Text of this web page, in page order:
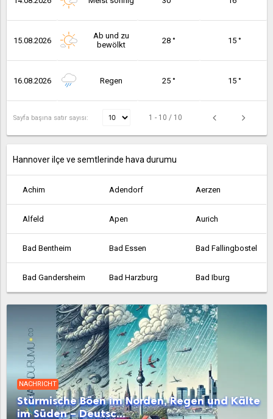
15.08.2026
Ab und zu
bewölkt
28 ° 15 °
16.08.2026 Regen 25 ° 15 °
Sayfa başına satır sayısı: 1 - 10 / 10
Hannover ilçe ve semtlerinde hava durumu
Achim Adendorf Aerzen
Alfeld Apen Aurich
Bad Bentheim Bad Essen Bad Fallingbostel
Bad Gandersheim Bad Harzburg Bad Iburg
Bad Lauterberg Bad Münder am Deister Bad Nenndorf
Bad Pyrmont Bad Salzdetfurth Bad Zwischenahn
Barsinghausen Barßel Bassum
Belm Bergen Beverstedt
NACHRICHT
Stürmische Böen im Norden, Regen und Kälte
im Süden – Deutsc...